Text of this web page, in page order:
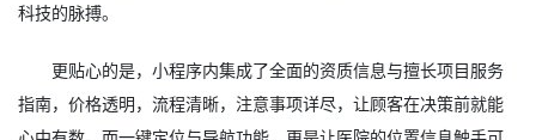
科技的脉搏。
更贴心的是，小程序内集成了全面的资质信息与擅长项目服务
指南，价格透明，流程清晰，注意事项详尽，让顾客在决策前就能